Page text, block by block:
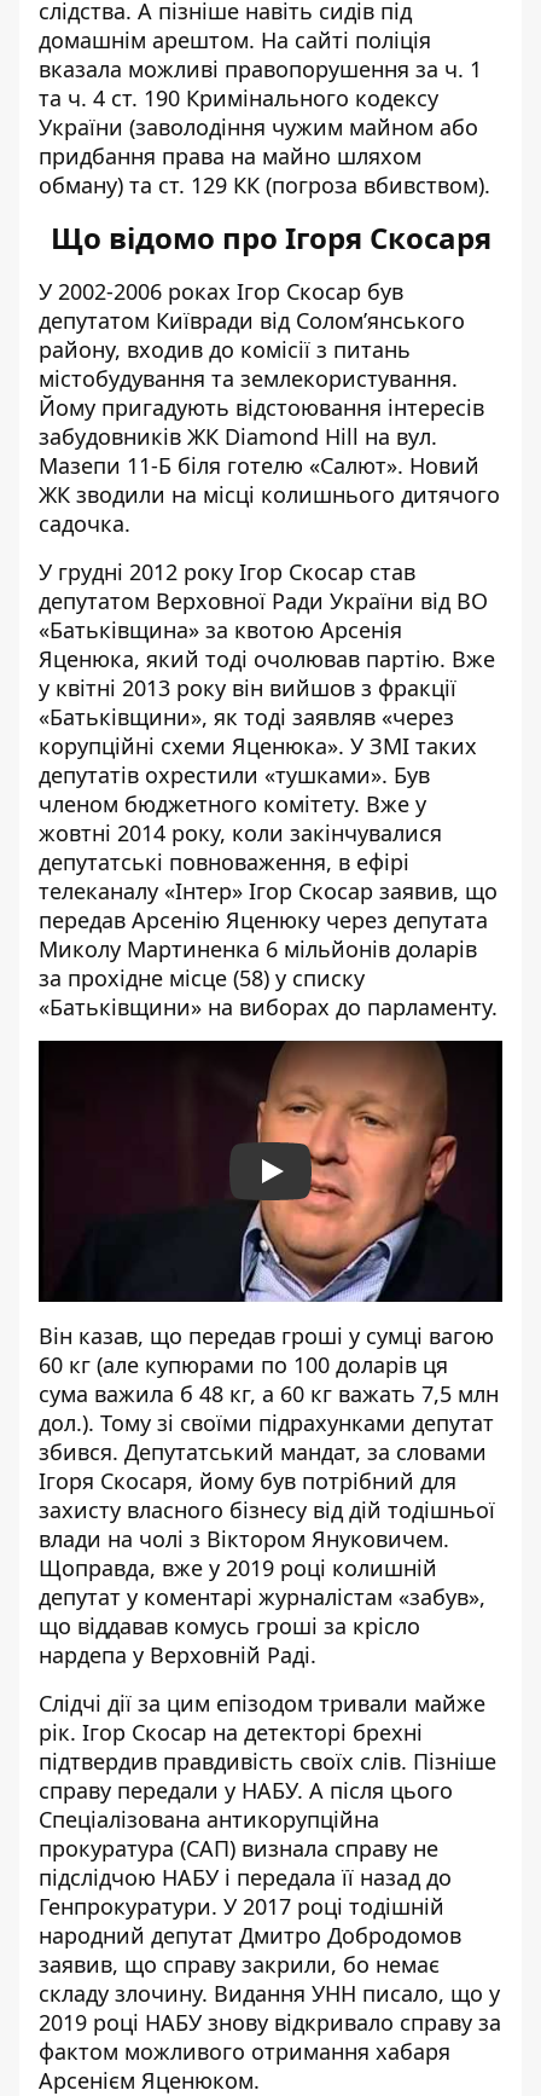
слідства. А пізніше навіть сидів під
домашнім арештом. На сайті поліція
вказала можливі правопорушення за ч. 1
та ч. 4 ст. 190 Кримінального кодексу
України (заволодіння чужим майном або
придбання права на майно шляхом
обману) та ст. 129 КК (погроза вбивством).
Що відомо про Ігоря Скосаря
У 2002-2006 роках Ігор Скосар був
депутатом Київради від Солом’янського
району, входив до комісії з питань
містобудування та землекористування.
Йому пригадують відстоювання інтересів
забудовників ЖК Diamond Hill на вул.
Мазепи 11-Б біля готелю «Салют». Новий
ЖК зводили на місці колишнього дитячого
садочка.
У грудні 2012 року Ігор Скосар став
депутатом Верховної Ради України від ВО
«Батьківщина» за квотою Арсенія
Яценюка, який тоді очолював партію. Вже
у квітні 2013 року він вийшов з фракції
«Батьківщини», як тоді заявляв «через
корупційні схеми Яценюка». У ЗМІ таких
депутатів охрестили «тушками». Був
членом бюджетного комітету. Вже у
жовтні 2014 року, коли закінчувалися
депутатські повноваження, в ефірі
телеканалу «Інтер» Ігор Скосар заявив, що
передав Арсенію Яценюку через депутата
Миколу Мартиненка 6 мільйонів доларів
за прохідне місце (58) у списку
«Батьківщини» на виборах до парламенту.
Play
Він казав, що передав гроші у сумці вагою
60 кг (але купюрами по 100 доларів ця
сума важила б 48 кг, а 60 кг важать 7,5 млн
дол.). Тому зі своїми підрахунками депутат
збився. Депутатський мандат, за словами
Ігоря Скосаря, йому був потрібний для
захисту власного бізнесу від дій тодішньої
влади на чолі з Віктором Януковичем.
Щоправда, вже у 2019 році колишній
депутат у коментарі журналістам «забув»,
що віддавав комусь гроші за крісло
нардепа у Верховній Раді.
Слідчі дії за цим епізодом тривали майже
рік. Ігор Скосар на детекторі брехні
підтвердив правдивість своїх слів. Пізніше
справу передали у НАБУ. А після цього
Спеціалізована антикорупційна
прокуратура (САП) визнала справу не
підслідчою НАБУ і передала її назад до
Генпрокуратури. У 2017 році тодішній
народний депутат Дмитро Добродомов
заявив, що справу закрили, бо немає
складу злочину. Видання УНН писало, що у
2019 році НАБУ знову відкривало справу за
фактом можливого отримання хабаря
Арсенієм Яценюком.